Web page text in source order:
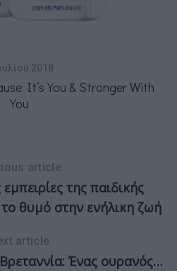
2018
It’s You & Stronger With
You
article
της παιδικής
θυμό στην ενήλικη ζωή
article
Ένας ουρανός…